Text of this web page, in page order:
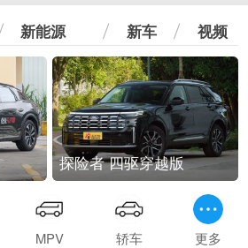
新能源 新车 视频
探险者 四驱穿越版
MPV 轿车 更多